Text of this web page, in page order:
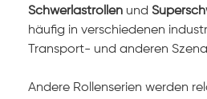
Schwerlastrollen und
häufig in verschiedenen
Transport- und anderen
Andere Rollenserien werden